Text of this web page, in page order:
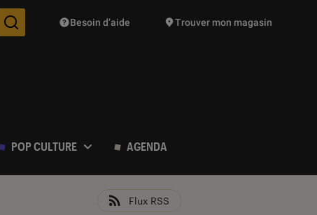
Des suggestions de produits vont vous être proposées
Besoin d’aide Trouver mon magasin
POP CULTURE AGENDA
Flux RSS